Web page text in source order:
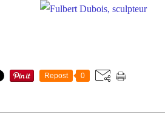
Repost 0